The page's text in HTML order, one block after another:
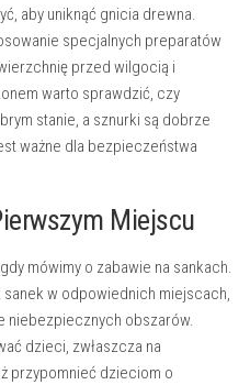
aby uniknąć gnicia drewna.
specjalnych preparatów
przed wilgocią i
warto sprawdzić, czy
stanie, a sznurki są dobrze
ważne dla bezpieczeństwa
Miejscu
mówimy o zabawie na sankach.
sanek w odpowiednich miejscach,
niebezpiecznych obszarów.
dzieci, zwłaszcza na
przypomnieć dzieciom o